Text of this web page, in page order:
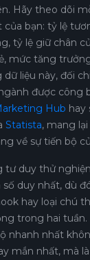
Hãy theo dõi
của bạn: tỷ lệ
tỷ lệ giữ chân
mức tăng
liệu này, đối
được công
Hub hay
Statista, mang
về sự tiến bộ
tư duy thử
duy nhất, dù
hay loại chú
trong hai
nhanh nhất
mắn nhất, mà